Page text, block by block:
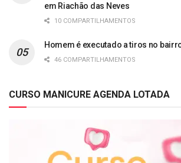
em Riachão das Neves
10 COMPARTILHAMENTOS
Homem é executado a tiros no
46 COMPARTILHAMENTOS
CURSO MANICURE AGENDA LOTADA